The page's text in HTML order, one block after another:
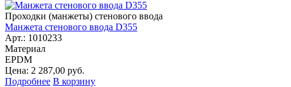
Проходки (манжеты) стенового ввода
Манжета стенового ввода D355
Арт.: 1010233
Материал
EPDM
Цена: 2 287,00 руб.
Подробнее В корзину